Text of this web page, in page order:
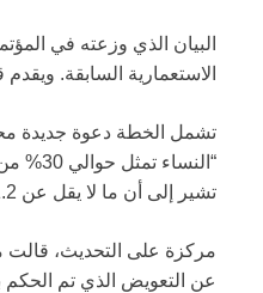
الاستعمارية السابقة.
تشمل الخطة دعوة جديدة
تشير إلى أن ما لا يقل عن 1.2 مليون امرأة مستعبدة تعرضن للعنف الجنسي.
مركزة على التحديث، قالت
عن التعويض الذي تم الحكم